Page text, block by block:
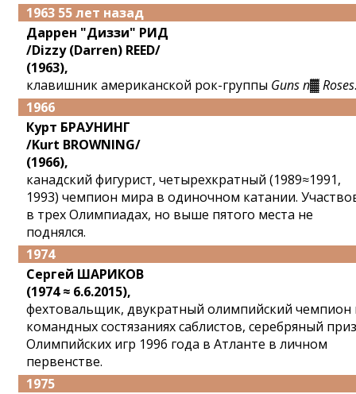
1963 55 лет назад
Даррен "Диззи" РИД
/Dizzy (Darren) REED/
(1963),
клавишник американской рок-группы Guns n▓ Roses.
1966
Курт БРАУНИНГ
/Kurt BROWNING/
(1966),
канадский фигурист, четырехкратный (1989≈1991,
1993) чемпион мира в одиночном катании.
в трех Олимпиадах, но выше пятого места не
поднялся.
1974
Сергей ШАРИКОВ
(1974 ≈ 6.6.2015),
фехтовальщик, двукратный олимпийский чемпион
командных состязаниях саблистов, серебряный
Олимпийских игр 1996 года в Атланте в личном
первенстве.
1975